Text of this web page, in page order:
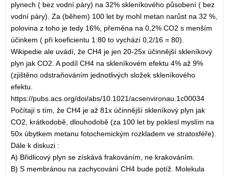
plynech ( bez vodní páry) na 32% skleníkového působení ( bez
vodní páry). Za (během) 100 let by mohl metan narůst na 32 %,
polovina z toho je tedy 16%, přeměna na 0,2% CO2 s menším
účinkem ( při koeficientu 1:80 to vychází 0,2/16 = 80).
Wikipedie ale uvádí, že CH4 je jen 20-25x účinnější skleníkový
plyn jak CO2. A podíl CH4 na skleníkovém efektu 4% až 9%
(zjištěno odstraňováním jednotlivých složek skleníkového
efektu.
https://pubs.acs.org/doi/abs/10.1021/acsenvironau.1c00034
Počítají s tím, že CH4 je až 81x účinnější skleníkový plyn jak
CO2, krátkodobě, dlouhodobě (za 100 let by poklesl myslím na
50x úbytkem metanu fotochemickým rozkladem ve stratosféře).
Dále k diskuzi :
A) Břidlicový plyn se získává frakováním, ne krakováním.
B) S membránou na zachycování CH4 bude potíž. Molekula